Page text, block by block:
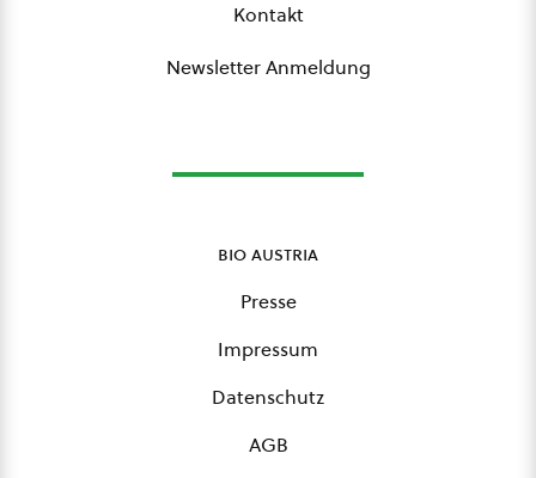
Kontakt
Newsletter Anmeldung
bio austria
Presse
Impressum
Datenschutz
AGB